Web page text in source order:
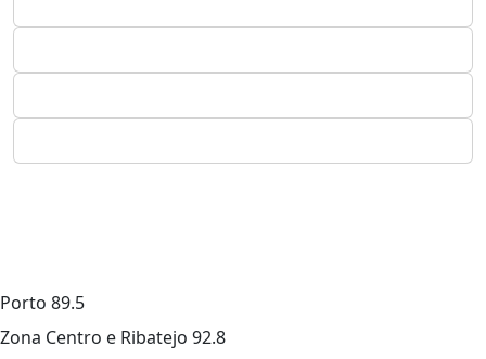
Porto 89.5
Zona Centro e Ribatejo 92.8